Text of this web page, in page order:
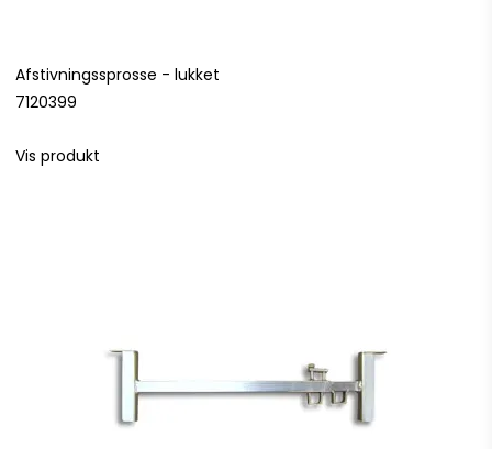
Afstivningssprosse - lukket
7120399
Vis produkt